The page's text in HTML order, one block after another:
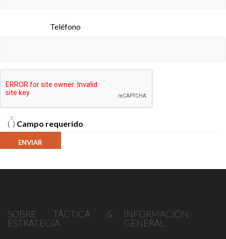
Teléfono
( ) Campo requerido
SOBRE TÁCTICA &
ESTRATEGIA
INFORMACIÓN
GENERAL